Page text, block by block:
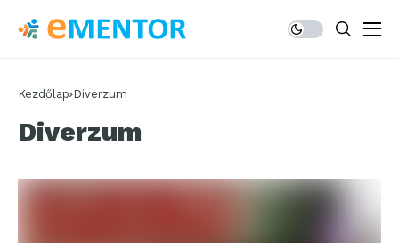
Kezdőlap Diverzum
Diverzum